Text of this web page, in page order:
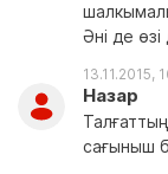
Әні де
13.11.2015,
Назар
сағыныш